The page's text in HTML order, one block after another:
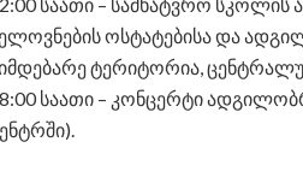
ოსტატებისა და
ტერიტორია,
საათი – კონცერტი